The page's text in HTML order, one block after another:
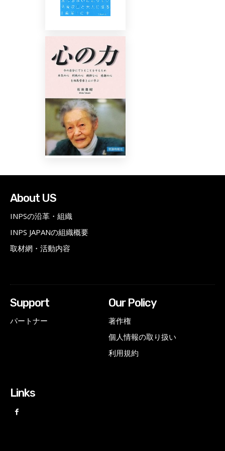
About US
INPSの沿革・組織
INPS JAPANの組織概要
取材網・活動内容
Support
パートナー
Our Policy
著作権
個人情報の取り扱い
利用規約
Links